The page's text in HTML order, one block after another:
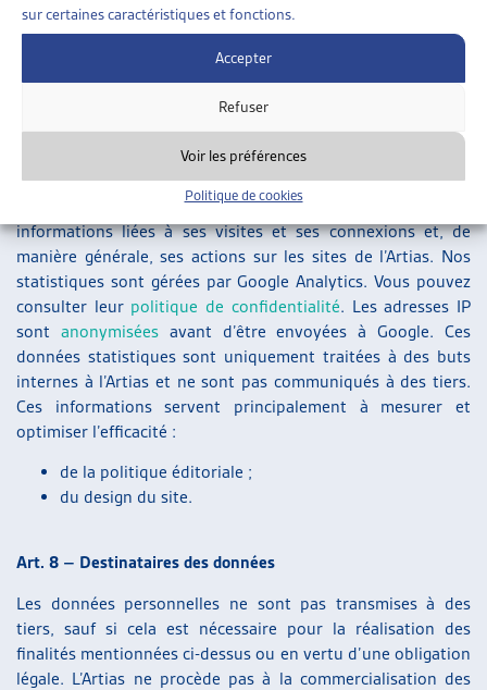
sur certaines caractéristiques et fonctions.
Accepter
Refuser
Voir les préférences
Politique de cookies
édité par l’Artias ;
la gestion des enquêtes et de sondages ;
la réalisation et l’analyse de statistiques ;
L’utilisateur accepte le fait que l’Artias collecte et analyse les
informations liées à ses visites et ses connexions et, de
manière générale, ses actions sur les sites de l’Artias. Nos
statistiques sont gérées par Google Analytics. Vous pouvez
consulter leur politique de confidentialité. Les adresses IP
sont anonymiséesavant d’être envoyées à Google. Ces
données statistiques sont uniquement traitées à des buts
internes à l’Artias et ne sont pas communiqués à des tiers.
Ces informations servent principalement à mesurer et
optimiser l’efficacité :
de la politique éditoriale ;
du design du site.
Art. 8 – Destinataires des données
Les données personnelles ne sont pas transmises à des
tiers, sauf si cela est nécessaire pour la réalisation des
finalités mentionnées ci-dessus ou en vertu d’une obligation
légale. L’Artias ne procède pas à la commercialisation des